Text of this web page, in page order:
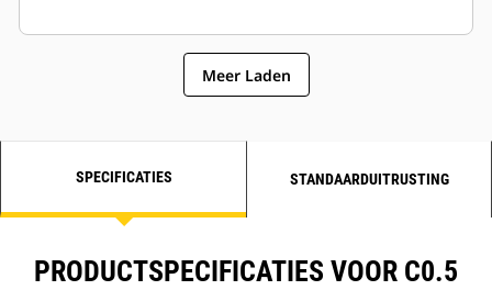
Meer Laden
SPECIFICATIES STANDAARDUITRUSTING
PRODUCTSPECIFICATIES VOOR C0.5